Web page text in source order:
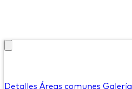
Detalles Áreas comunes Galería